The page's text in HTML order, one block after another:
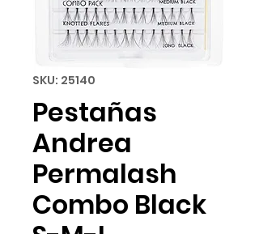
SKU: 25140
Pestañas
Andrea
Permalash
Combo Black